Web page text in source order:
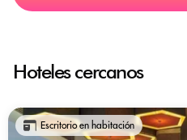
Hoteles cercanos
Escritorio en habitación